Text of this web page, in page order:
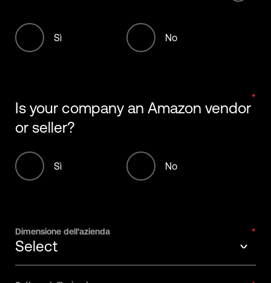
Sì No
Is your company an Amazon vendor
or seller?
Sì No
Dimensione dell’azienda
Select